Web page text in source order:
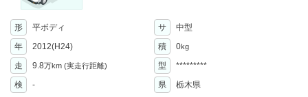
形 平ボディ サ
中型
年
2012(H24) 積 0kg
走 9.8万km (実走行距離) 型
*********
検
- 県 栃木県